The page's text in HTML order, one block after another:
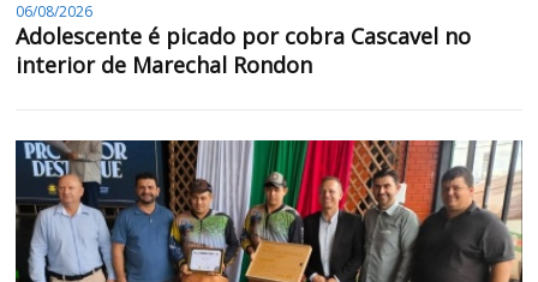
06/08/2026
Adolescente é picado por cobra Cascavel no
interior de Marechal Rondon